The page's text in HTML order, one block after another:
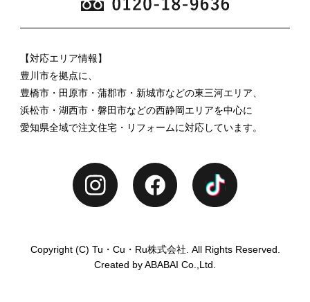
【対応エリア情報】
豊川市を拠点に、
豊橋市・田原市・蒲郡市・新城市などの東三河エリア、
浜松市・湖西市・磐田市などの西静岡エリアを中心に
愛知県全域で注文住宅・リフォームに対応しています。
Copyright (C) Tu・Cu・Ru株式会社. All Rights Reserved.
Created by ABABAI Co.,Ltd.